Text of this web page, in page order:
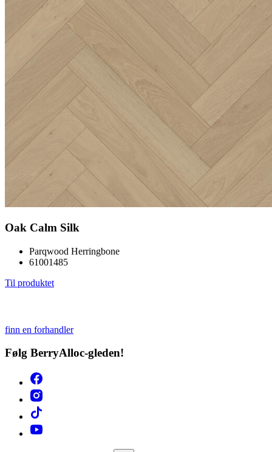
Oak Calm Silk
Parqwood Herringbone
61001485
Til produktet
finn en forhandler
Følg BerryAlloc-gleden!